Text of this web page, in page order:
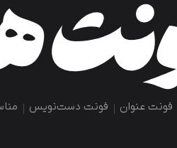
کمند
شور
ایران‌یکان
فونت عنوان فونت دست‌نویس